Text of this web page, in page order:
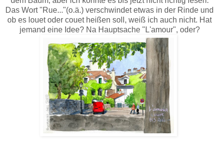
Das Wort "Rue..."(o.ä.) verschwindet etwas in der Rinde und
ob es louet oder couet heißen soll, weiß ich auch nicht. Hat
jemand eine Idee? Na Hauptsache "L'amour", oder?